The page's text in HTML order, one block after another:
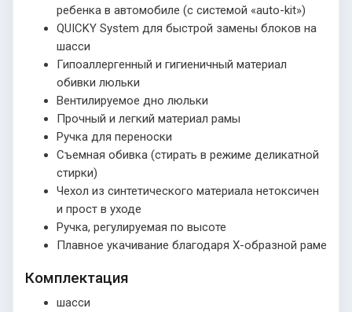
ребенка в автомобиле (с системой «auto-kit»)
QUICKY System для быстрой замены блоков на
шасси
Гипоаллергенный и гигиеничный материал
обивки люльки
Вентилируемое дно люльки
Прочный и легкий материал рамы
Ручка для переноски
Съемная обивка (стирать в режиме деликатной
стирки)
Чехол из синтетического материала нетоксичен
и прост в уходе
Ручка, регулируемая по высоте
Плавное укачивание благодаря Х-образной раме
Комплектация
шасси